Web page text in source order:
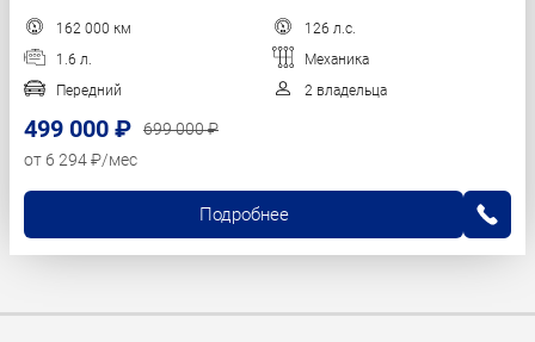
162 000 км
126 л.с.
1.6 л.
Механика
Передний
2 владельца
499 000 ₽
699 000 ₽
от 6 294 ₽/мес
Подробнее